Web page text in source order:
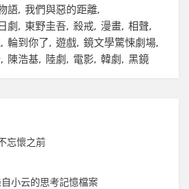
語 我們與惡的距離
日劇 東野圭吾 殺戒 漫畫 相聲
輪到你了 遊戲 鏡文學驚悚劇場
陳浩基 陸劇 電影 韓劇 黑鏡
忘懷之前
小云的思考記憶檔案